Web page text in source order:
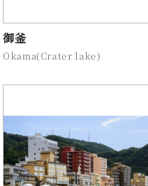
御釜
Okama(Crater lake)